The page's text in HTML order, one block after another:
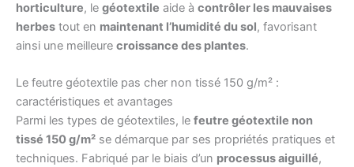
horticulture, le géotextile aide à contrôler les mauvaises
herbes tout en maintenant l’humidité du sol, favorisant
ainsi une meilleure croissance des plantes.
Le feutre géotextile pas cher non tissé 150 g/m² :
caractéristiques et avantages
Parmi les types de géotextiles, le feutre géotextile non
tissé 150 g/m² se démarque par ses propriétés pratiques et
techniques. Fabriqué par le biais d’un processus aiguillé,